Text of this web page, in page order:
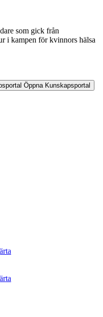
som gick från
i kampen för kvinnors hälsa
Öppna Kunskapsportal